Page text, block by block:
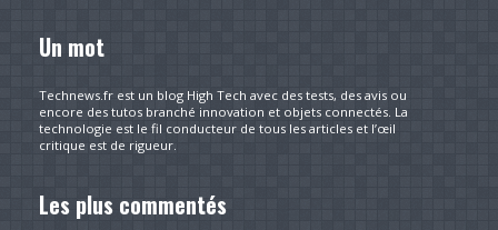
Un mot
Technews.fr est un blog High Tech avec des tests, des avis ou
encore des tutos branché innovation et objets connectés. La
technologie est le fil conducteur de tous les articles et l’œil
critique est de rigueur.
Les plus commentés